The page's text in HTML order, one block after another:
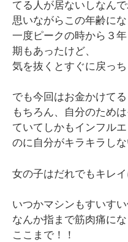
てる人が居ないしなん
思いながらこの年齢にな
一度ピークの時から３
期もあったけど、
気を抜くとすぐに戻っ
でも今回はお金かけて
もちろん、自分のため
ていてしかもインフル
のに自分がキラキラし
女の子はだれでもキレ
いつかマシンもすいす
なんか指まで筋肉痛に
ここまで！！